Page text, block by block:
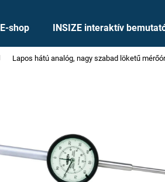
E-shop INSIZE interaktív
Lapos hátú analóg, nagy szabad löketű
Mit keres?
Ajánljuk